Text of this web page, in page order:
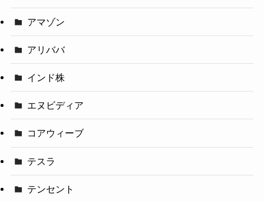
アマゾン
アリババ
インド株
エヌビディア
コアウィーブ
テスラ
テンセント